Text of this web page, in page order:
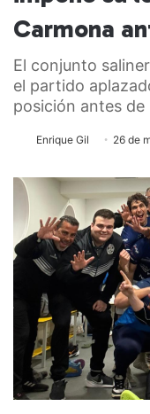
Carmona
El conjunto
el partido
posición antes de
Enrique Gil 26 de